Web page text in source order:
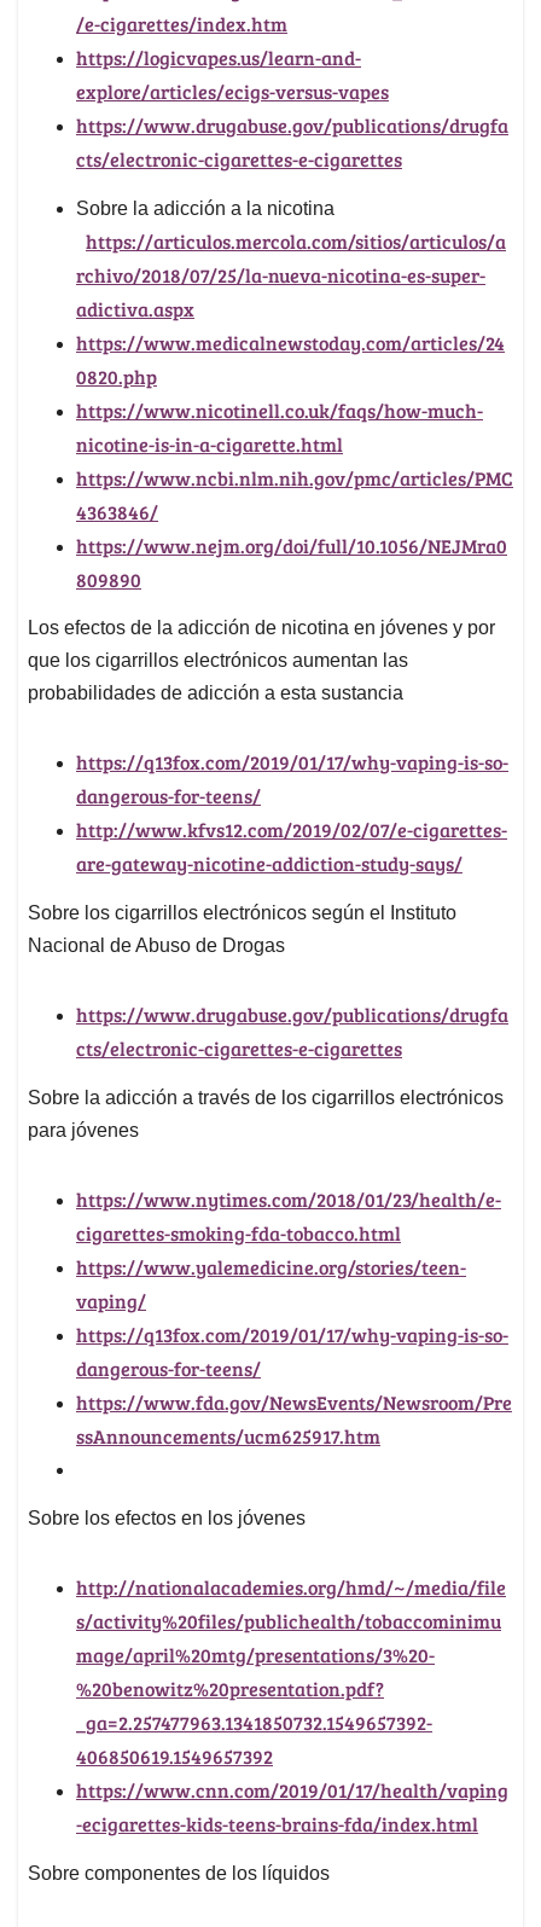
/e-cigarettes/index.htm
https://logicvapes.us/learn-and-
explore/articles/ecigs-versus-vapes
https://www.drugabuse.gov/publications/drugfa
cts/electronic-cigarettes-e-cigarettes
Sobre la adicción a la nicotina
https://articulos.mercola.com/sitios/articulos/a
rchivo/2018/07/25/la-nueva-nicotina-es-super-
adictiva.aspx
https://www.medicalnewstoday.com/articles/24
0820.php
https://www.nicotinell.co.uk/faqs/how-much-
nicotine-is-in-a-cigarette.html
https://www.ncbi.nlm.nih.gov/pmc/articles/PMC
4363846/
https://www.nejm.org/doi/full/10.1056/NEJMra0
809890
Los efectos de la adicción de nicotina en jóvenes y por
que los cigarrillos electrónicos aumentan las
probabilidades de adicción a esta sustancia
https://q13fox.com/2019/01/17/why-vaping-is-so-
dangerous-for-teens/
http://www.kfvs12.com/2019/02/07/e-cigarettes-
are-gateway-nicotine-addiction-study-says/
Sobre los cigarrillos electrónicos según el Instituto
Nacional de Abuso de Drogas
https://www.drugabuse.gov/publications/drugfa
cts/electronic-cigarettes-e-cigarettes
Sobre la adicción a través de los cigarrillos electrónicos
para jóvenes
https://www.nytimes.com/2018/01/23/health/e-
cigarettes-smoking-fda-tobacco.html
https://www.yalemedicine.org/stories/teen-
vaping/
https://q13fox.com/2019/01/17/why-vaping-is-so-
dangerous-for-teens/
https://www.fda.gov/NewsEvents/Newsroom/Pre
ssAnnouncements/ucm625917.htm
Sobre los efectos en los jóvenes
http://nationalacademies.org/hmd/~/media/file
s/activity%20files/publichealth/tobaccominimu
mage/april%20mtg/presentations/3%20-
%20benowitz%20presentation.pdf?
_ga=2.257477963.1341850732.1549657392-
406850619.1549657392
https://www.cnn.com/2019/01/17/health/vaping
-ecigarettes-kids-teens-brains-fda/index.html
Sobre componentes de los líquidos